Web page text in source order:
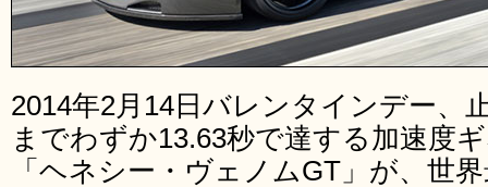
2014年2月14日バレンタインデー、
までわずか13.63秒で達する加速度
「ヘネシー・ヴェノムGT」が、世